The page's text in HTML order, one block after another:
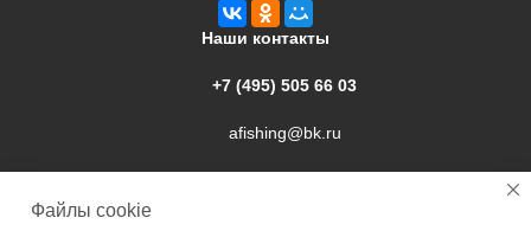
Наши контакты
+7 (495) 505 66 03
afishing@bk.ru
Файлы cookie